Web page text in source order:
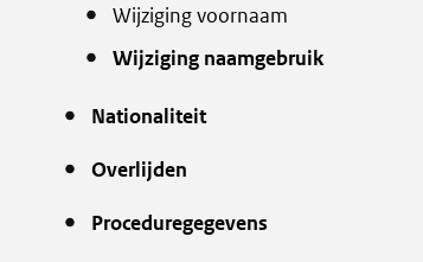
Wijziging voornaam
Wijziging naamgebruik
Nationaliteit
Overlijden
Proceduregegevens